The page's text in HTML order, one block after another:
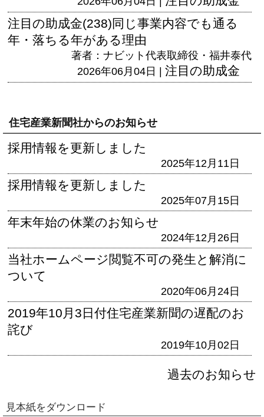
注目の助成金(238)同じ事業内容でも通る
年・落ちる年がある理由
著者：ナビット代表取締役・福井泰代
2026年06月04日 | 注目の助成金
住宅産業新聞社からのお知らせ
採用情報を更新しました
2025年12月11日
採用情報を更新しました
2025年07月15日
年末年始の休業のお知らせ
2024年12月26日
当社ホームページ閲覧不可の発生と解消に
ついて
2020年06月24日
2019年10月3日付住宅産業新聞の遅配のお
詫び
2019年10月02日
過去のお知らせ
見本紙をダウンロード